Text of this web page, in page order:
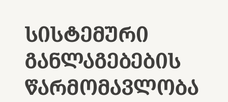
ᲡᲘᲡᲢᲔᲛᲣᲠᲘ
ᲒᲐᲜᲚᲐᲒᲔᲑᲔᲑᲘᲡ
ᲬᲐᲠᲛᲝᲛᲐᲕᲚᲝᲑᲐ